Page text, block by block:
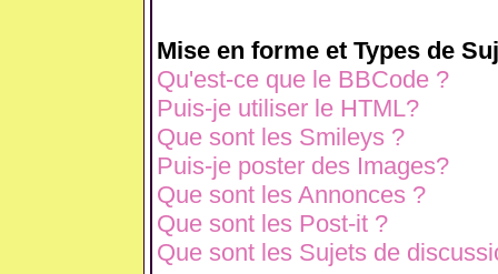
Mise en forme et Types de
Qu'est-ce que le BBCode ?
Puis-je utiliser le HTML?
Que sont les Smileys ?
Puis-je poster des Images?
Que sont les Annonces ?
Que sont les Post-it ?
Que sont les Sujets de